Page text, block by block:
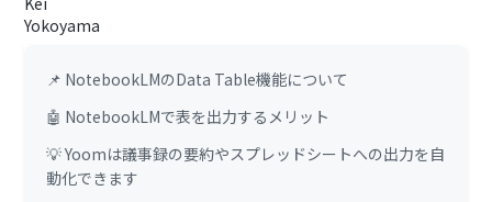
📌 NotebookLMのData Table機能について
🤖 NotebookLMで表を出力するメリット
💡 Yoomは議事録の要約やスプレッドシートへの出力を自
動化できます